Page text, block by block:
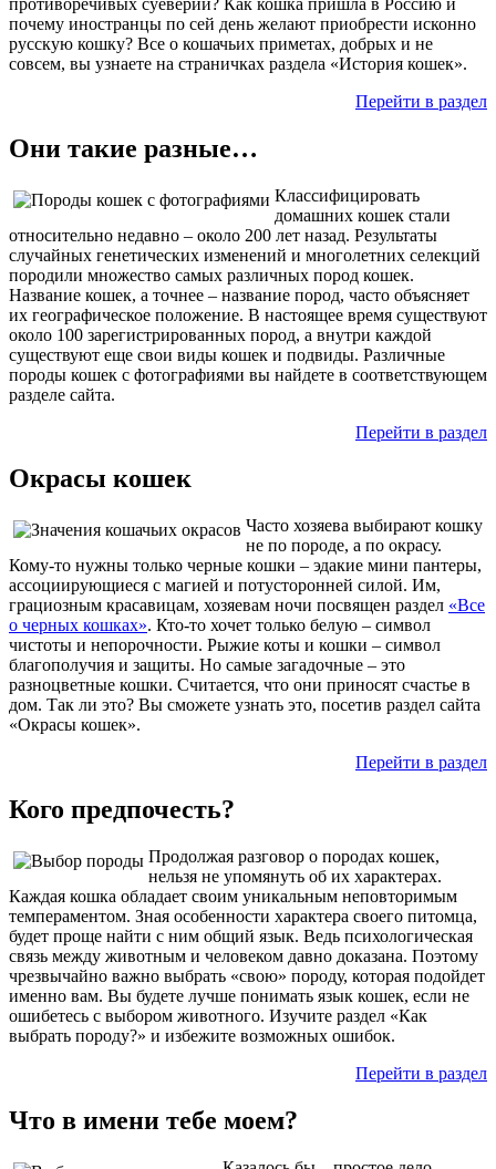
почему иностранцы по сей день желают приобрести исконно
русскую кошку? Все о кошачьих приметах, добрых и не
совсем, вы узнаете на страничках раздела «История кошек».
Перейти в раздел
Они такие разные…
Классифицировать
домашних кошек стали
относительно недавно – около 200 лет назад. Результаты
случайных генетических изменений и многолетних селекций
породили множество самых различных пород кошек.
Название кошек, а точнее – название пород, часто объясняет
их географическое положение. В настоящее время существуют
около 100 зарегистрированных пород, а внутри каждой
существуют еще свои виды кошек и подвиды. Различные
породы кошек с фотографиями вы найдете в соответствующем
разделе сайта.
Перейти в раздел
Окрасы кошек
Часто хозяева выбирают кошку
не по породе, а по окрасу.
Кому-то нужны только черные кошки – эдакие мини пантеры,
ассоциирующиеся с магией и потусторонней силой. Им,
грациозным красавицам, хозяевам ночи посвящен раздел «Все
о черных кошках». Кто-то хочет только белую – символ
чистоты и непорочности. Рыжие коты и кошки – символ
благополучия и защиты. Но самые загадочные – это
разноцветные кошки. Считается, что они приносят счастье в
дом. Так ли это? Вы сможете узнать это, посетив раздел сайта
«Окрасы кошек».
Перейти в раздел
Кого предпочесть?
Продолжая разговор о породах кошек,
нельзя не упомянуть об их характерах.
Каждая кошка обладает своим уникальным неповторимым
темпераментом. Зная особенности характера своего питомца,
будет проще найти с ним общий язык. Ведь психологическая
связь между животным и человеком давно доказана. Поэтому
чрезвычайно важно выбрать «свою» породу, которая подойдет
именно вам. Вы будете лучше понимать язык кошек, если не
ошибетесь с выбором животного. Изучите раздел «Как
выбрать породу?» и избежите возможных ошибок.
Перейти в раздел
Что в имени тебе моем?